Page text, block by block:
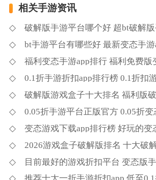
相关手游资讯
破解版手游平台哪个好 超bt破解
bt手游平台有哪些好 最新变态手游
福利变态手游app排行 福利免费版变
0.1折手游折扣app排行榜 0.1折扣游戏
破解版游戏盒子十大排名 福利版破解
0.05折手游平台正版官方 0.05折
变态游戏下载app排行榜 好玩的变态手游
2026游戏盒子破解版排名 十大破
目前最好的游戏折扣平台 变态版手游